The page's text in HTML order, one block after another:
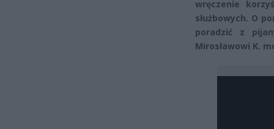
wręczenie
służbowych. O
poradzić z
Mirosławowi K.